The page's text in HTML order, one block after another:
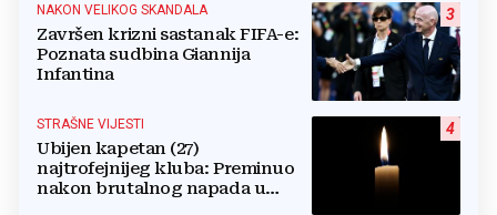
3
NAKON VELIKOG SKANDALA
Završen krizni sastanak FIFA-e:
Poznata sudbina Giannija
Infantina
4
STRAŠNE VIJESTI
Ubijen kapetan (27)
najtrofejnijeg kluba: Preminuo
nakon brutalnog napada u